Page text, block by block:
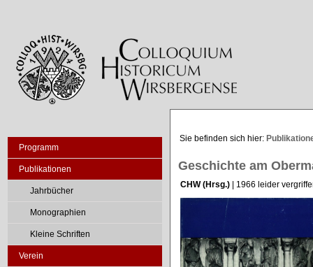
Programm
Publikationen
Jahrbücher
Monographien
Kleine Schriften
Verein
Sie befinden sich hier:
Geschichte am
CHW (Hrsg.) | 1966 leider